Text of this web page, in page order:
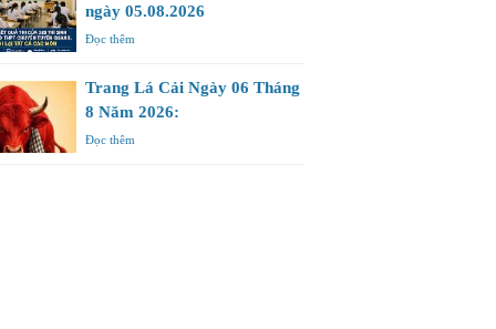
ngày 05.08.2026
Đọc thêm
Trang Lá Cải Ngày 06 Tháng
8 Năm 2026:
Đọc thêm